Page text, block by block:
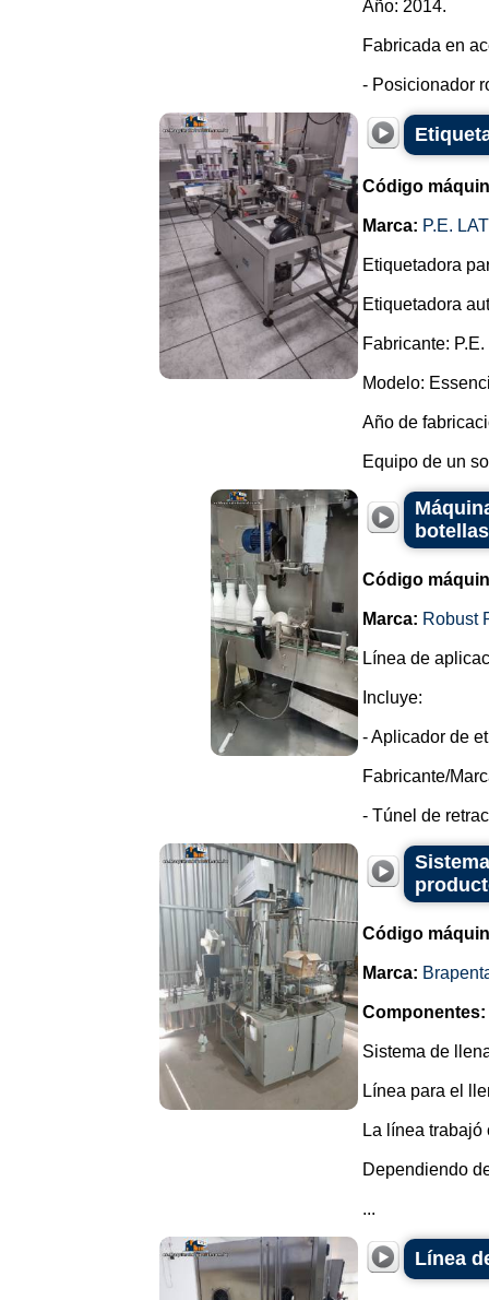
Año: 2014.
Fabricada en
- Posicionador
Código
Marca: P.E.
Etiquetadora
Etiquetadora
Fabricante:
Modelo:
Año de
Equipo de un
botellas
Código
Marca: Robust
Línea de
Incluye:
- Aplicador de
Fabricante/
- Túnel de
Código
Marca:
Componentes:
Sistema de
Línea para el
La línea trabajó
Dependiendo
...
Línea